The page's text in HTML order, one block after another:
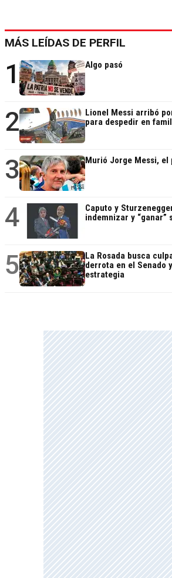
MÁS LEÍDAS DE PERFIL
1 Algo pasó
2
Lionel Messi arribó
para despedir en
3 Murió Jorge Messi, el
4
Caputo y
indemnizar y “ganar”
5
La Rosada busca
derrota en el Senado
estrategia